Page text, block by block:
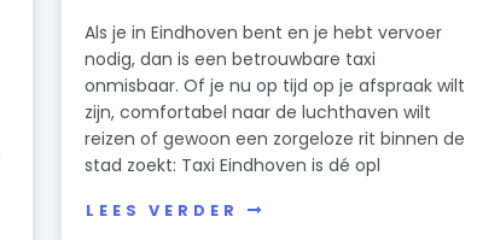
Als je in Eindhoven bent en je hebt vervoer
nodig, dan is een betrouwbare taxi
onmisbaar. Of je nu op tijd op je afspraak wilt
zijn, comfortabel naar de luchthaven wilt
reizen of gewoon een zorgeloze rit binnen de
stad zoekt: Taxi Eindhoven is dé opl
LEES VERDER